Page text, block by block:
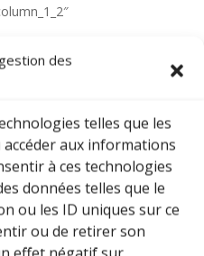
des
telles que les
aux informations
à ces technologies
données telles que le
ou les ID uniques sur ce
ou de retirer son
_builder_version= »4.22.1″
»{} »
»
»
»Jean »
»default »
»0″